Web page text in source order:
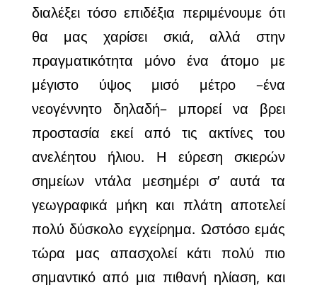
διαλέξει τόσο επιδέξια περιμένουμε ότι
θα μας χαρίσει σκιά, αλλά στην
πραγματικότητα μόνο ένα άτομο με
μέγιστο ύψος μισό μέτρο –ένα
νεογέννητο δηλαδή– μπορεί να βρει
προστασία εκεί από τις ακτίνες του
ανελέητου ήλιου. Η εύρεση σκιερών
σημείων ντάλα μεσημέρι σ’ αυτά τα
γεωγραφικά μήκη και πλάτη αποτελεί
πολύ δύσκολο εγχείρημα. Ωστόσο εμάς
τώρα μας απασχολεί κάτι πολύ πιο
σημαντικό από μια πιθανή ηλίαση, και